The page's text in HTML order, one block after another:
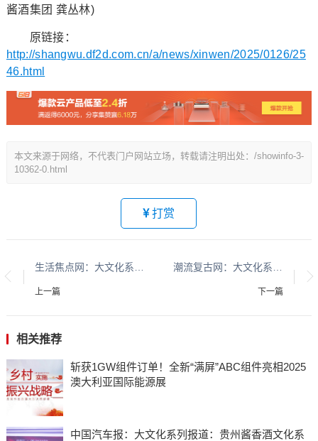
酱酒集团 龚丛林)
原链接：
http://shangwu.df2d.com.cn/a/news/xinwen/2025/0126/25
46.html
本文来源于网络，不代表门户网站立场，转载请注明出处：/showinfo-3-
10362-0.html
打赏
上一篇 下一篇
相关推荐
斩获1GW组件订单！全新“满屏”ABC组件亮相2025
澳大利亚国际能源展
中国汽车报：大文化系列报道：贵州酱香酒文化系